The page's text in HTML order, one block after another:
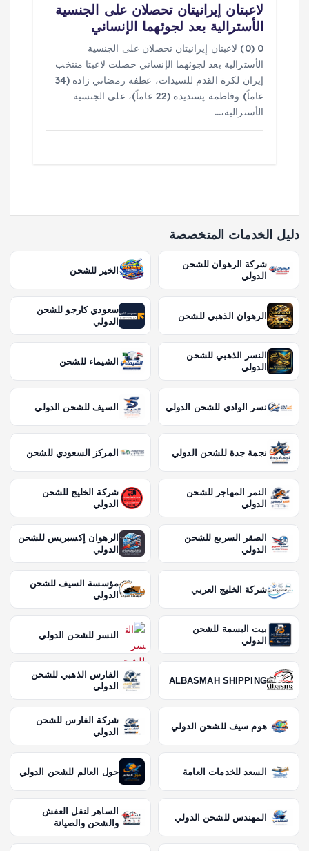
لاعبتان إيرانيتان تحصلان على الجنسية
الأسترالية بعد لجوئهما الإنساني
0 (0) لاعبتان إيرانيتان تحصلان على الجنسية
الأسترالية بعد لجوئهما الإنساني حصلت لاعبتا منتخب
إيران لكرة القدم للسيدات، عطفه رمضاني زاده (34
عاماً) وفاطمة پسنديده (22 عاماً)، على الجنسية
الأسترالية،…
دليل الخدمات المتخصصة
شركة الرهوان للشحن
الدولي
الخير للشحن
الرهوان الذهبي للشحن
سعودي كارجو للشحن
الدولي
النسر الذهبي للشحن
الدولي
الشيماء للشحن
نسر الوادي للشحن الدولي السيف للشحن الدولي
نجمة جدة للشحن الدولي المركز السعودي للشحن
النمر المهاجر للشحن
الدولي
شركة الخليج للشحن
الدولي
الصقر السريع للشحن
الدولي
الرهوان إكسبريس للشحن
الدولي
شركة الخليج العربي
مؤسسة السيف للشحن
الدولي
بيت البسمة للشحن
الدولي
النسر للشحن الدولي
ALBASMAH SHIPPING
الفارس الذهبي للشحن
الدولي
هوم سيف للشحن الدولي
شركة الفارس للشحن
الدولي
السعد للخدمات العامة حول العالم للشحن الدولي
المهندس للشحن الدولي
الساهر لنقل العفش
والشحن والصيانة